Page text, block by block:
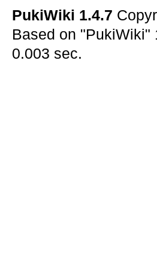
PukiWiki 1.4.7
Based on "PukiWiki"
0.003 sec.